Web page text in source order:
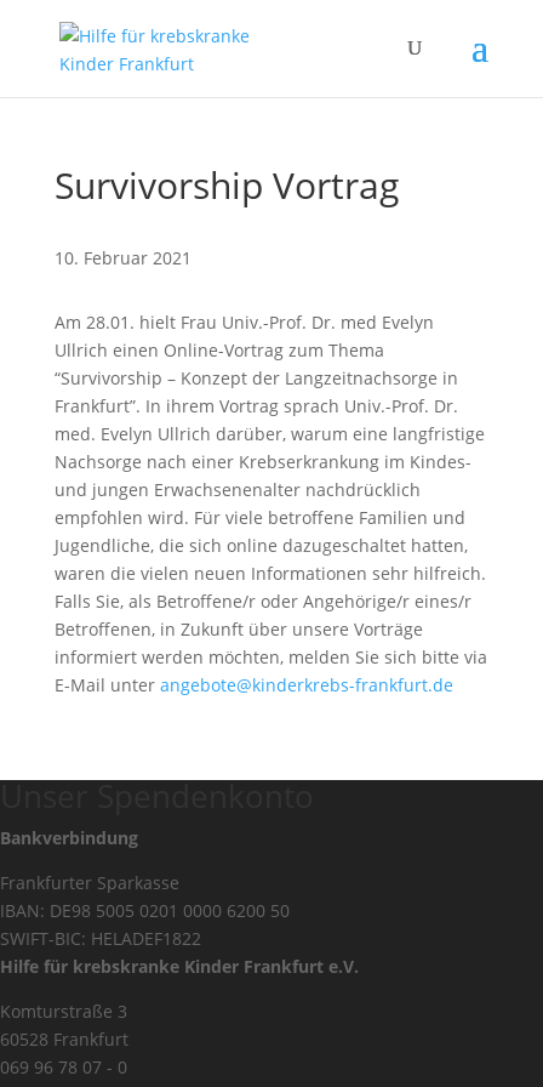
Survivorship Vortrag
10. Februar 2021
Am 28.01. hielt Frau Univ.-Prof. Dr. med Evelyn
Ullrich einen Online-Vortrag zum Thema
“Survivorship – Konzept der Langzeitnachsorge in
Frankfurt”. In ihrem Vortrag sprach Univ.-Prof. Dr.
med. Evelyn Ullrich darüber, warum eine langfristige
Nachsorge nach einer Krebserkrankung im Kindes-
und jungen Erwachsenenalter nachdrücklich
empfohlen wird. Für viele betroffene Familien und
Jugendliche, die sich online dazugeschaltet hatten,
waren die vielen neuen Informationen sehr hilfreich.
Falls Sie, als Betroffene/r oder Angehörige/r eines/r
Betroffenen, in Zukunft über unsere Vorträge
informiert werden möchten, melden Sie sich bitte via
E-Mail unter angebote@kinderkrebs-frankfurt.de
Bankverbindung
Frankfurter Sparkasse
IBAN: DE98 5005 0201 0000 6200 50
SWIFT-BIC: HELADEF1822
Hilfe für krebskranke Kinder Frankfurt e.V.
Komturstraße 3
60528 Frankfurt
069 96 78 07 - 0